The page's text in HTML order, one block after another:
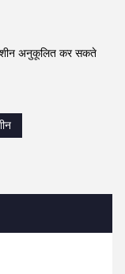
अनुकूलित कर सकते